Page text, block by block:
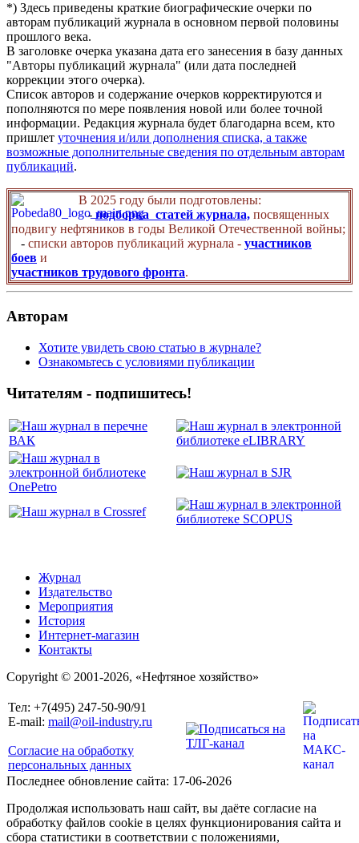
*) Здесь приведены краткие биографические очерки по
авторам публикаций журнала в основном первой половины
прошлого века.
В заголовке очерка указана дата его занесения в базу данных
"Авторы публикаций журнала" (или дата последней
коррекции этого очерка).
Список авторов и содержание очерков корректируются и
пополняются по мере появления новой или более точной
информации. Редакция журнала будет благодарна всем, кто
пришлет уточнения и/или дополнения списка, а также
возможные дополнительные сведения по отдельным авторам
публикаций.
В 2025 году были подготовлены:
- подборка статей журнала, посвященных
подвигу нефтяников в годы Великой Отечественной войны;
- списки авторов публикаций журнала - участников
боев и
участников трудового фронта.
Авторам
Хотите увидеть свою статью в журнале?
Ознакомьтесь с условиями публикации
Читателям - подпишитесь!
Журнал
Издательство
Мероприятия
История
Интернет-магазин
Контакты
Copyright © 2001-2026, «Нефтяное хозяйство»
Тел: +7(495) 247-50-90/91
E-mail: mail@oil-industry.ru
Согласие на обработку
персональных данных
Последнее обновление сайта: 17-06-2026
Продолжая использовать наш сайт, вы даёте согласие на
обработку файлов cookie в целях функционирования сайта и
сбора статистики в соответствии с положениями,